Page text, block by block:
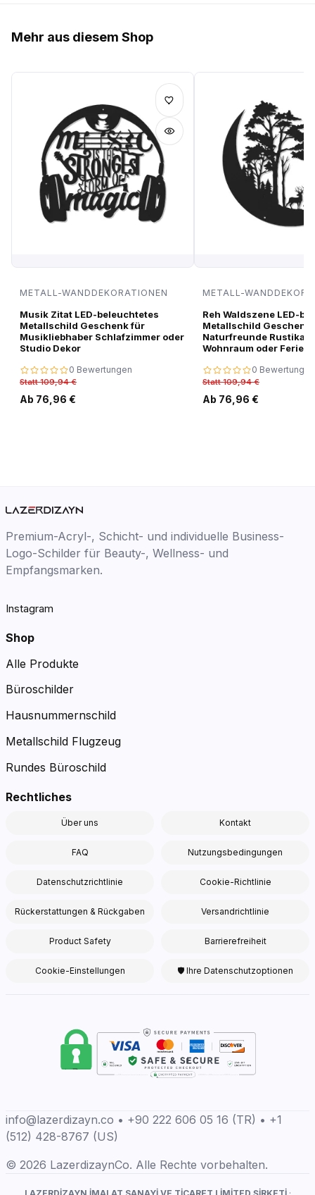
Mehr aus diesem Shop
METALL-WANDDEKORATIONEN
Musik Zitat LED-beleuchtetes
Metallschild Geschenk für
Musikliebhaber Schlafzimmer oder
Studio Dekor
0 Bewertungen
Statt 109,94 €
Ab 76,96 €
METALL-
Reh Waldszene LED-
Metallschild Geschenk
Naturfreunde
Wohnraum oder
0 Bewertungen
Statt 109,94 €
Ab 76,96 €
Premium-Acryl-, Schicht- und individuelle Business-
Logo-Schilder für Beauty-, Wellness- und
Empfangsmarken.
Instagram
Shop
Alle Produkte
Büroschilder
Hausnummernschild
Metallschild Flugzeug
Rundes Büroschild
Rechtliches
Über uns Kontakt
FAQ Nutzungsbedingungen
Datenschutzrichtlinie Cookie-Richtlinie
Rückerstattungen & Rückgaben Versandrichtlinie
Product Safety Barrierefreiheit
Cookie-Einstellungen 🛡 Ihre Datenschutzoptionen
info@lazerdizayn.co • +90 222 606 05 16 (TR) • +1
(512) 428-8767 (US)
© 2026 LazerdizaynCo. Alle Rechte vorbehalten.